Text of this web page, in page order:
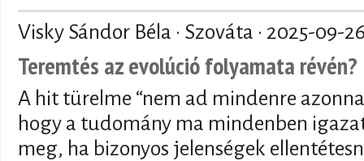
Visky Sándor Béla · Szováta · 2025-09-
Teremtés az evolúció folyamata révén?
A hit türelme “nem ad mindenre
hogy a tudomány ma mindenben
meg, ha bizonyos jelenségek